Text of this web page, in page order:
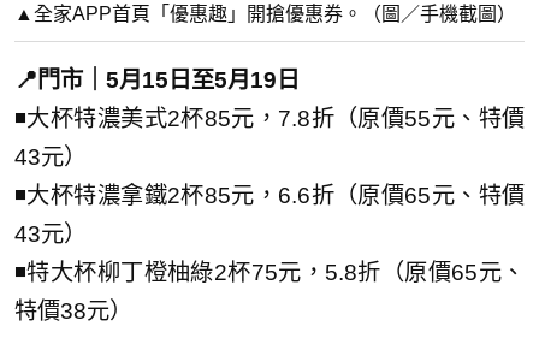
▲全家APP首頁「優惠趣」開搶優惠券。（圖／手機截圖）
📍門市｜5月15日至5月19日
◾大杯特濃美式2杯85元，7.8折（原價55元、特價
43元）
◾大杯特濃拿鐵2杯85元，6.6折（原價65元、特價
43元）
◾特大杯柳丁橙柚綠2杯75元，5.8折（原價65元、
特價38元）